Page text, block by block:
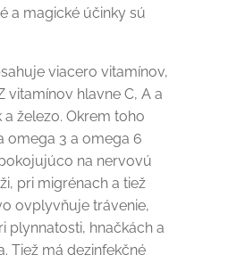
a magické účinky sú
viacero vitamínov,
vitamínov hlavne C, A a
železo. Okrem toho
omega 3 a omega 6
na nervovú
pri migrénach a tiež
ovplyvňuje trávenie,
plynnatosti, hnačkách a
Tiež má dezinfekčné